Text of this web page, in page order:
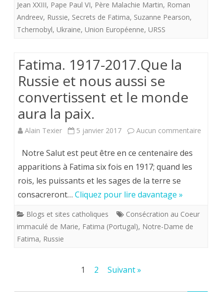
l’Eglise
et
majeur
de
l’Ukraine
consacré
à
en
1058.
Jean XXIII, Pape Paul VI, Père Malachie Martin, Roman
Andreev, Russie, Secrets de Fatima, Suzanne Pearson,
Tchernobyl, Ukraine, Union Européenne, URSS
Fatima. 1917-2017.Que la
Russie et nous aussi se
convertissent et le monde
aura la paix.
Alain Texier 5 janvier 2017 Aucun commentaire
Notre Salut est peut être en ce centenaire des
apparitions à Fatima six fois en 1917; quand les
rois, les puissants et les sages de la terre se
consacreront… Cliquez pour lire davantage »
Blogs et sites catholiques
Consécration au Coeur
immaculé de Marie, Fatima (Portugal), Notre-Dame de
Fatima, Russie
1 2 Suivant »